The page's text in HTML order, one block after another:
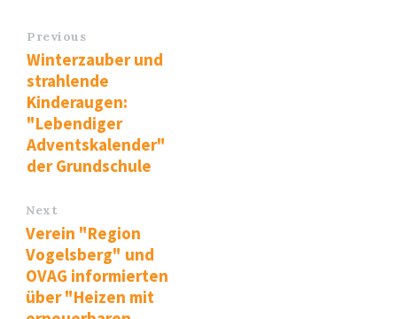
Previous
Winterzauber und
strahlende
Kinderaugen:
"Lebendiger
Adventskalender"
der Grundschule
Next
Verein "Region
Vogelsberg" und
OVAG informierten
über "Heizen mit